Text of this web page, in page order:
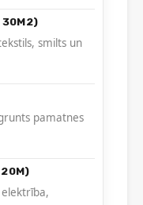
30M2)
smilts un
pamatnes
elektrība,